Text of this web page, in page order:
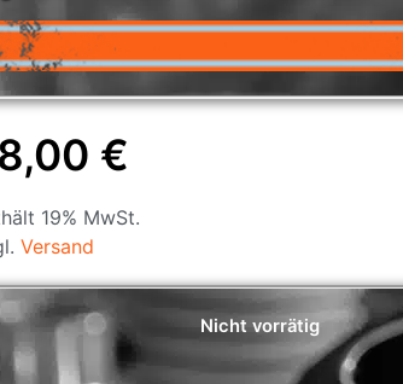
€
19% MwSt.
Versand
Nicht vorrätig